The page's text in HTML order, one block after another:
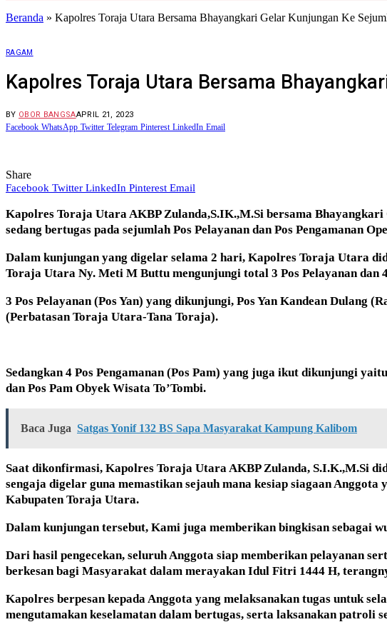
Beranda » Kapolres Toraja Utara Bersama Bhayangkari Gelar Kunjungan Ke
RAGAM
Kapolres Toraja Utara Bersama
BY OBOR BANGSAAPRIL 21, 2023
Facebook WhatsApp Twitter Telegram Pinterest LinkedIn Email
Share
Facebook Twitter LinkedIn Pinterest Email
Kapolres Toraja Utara AKBP Zulanda,S.IK.,M.Si bersama
sedang bertugas pada sejumlah Pos Pelayanan dan Pos Pengamanan
Dalam kunjungan yang digelar selama 2 hari, Kapolres Toraja Utara
Toraja Utara Ny. Meti M Buttu mengunjungi total 3 Pos Pelayanan dan
3 Pos Pelayanan (Pos Yan) yang dikunjungi, Pos Yan Kandean Dulang
(Perbatasan Toraja Utara-Tana Toraja).
Sedangkan 4 Pos Pengamanan (Pos Pam) yang juga ikut dikunjungi
dan Pos Pam Obyek Wisata To’Tombi.
Baca Juga Satgas Yonif 132 BS Sapa Masyarakat Kampung Kalibom
Saat dikonfirmasi, Kapolres Toraja Utara AKBP Zulanda, S.I.K.,M.Si
sengaja digelar guna memastikan sejauh mana kesiap siagaan
Kabupaten Toraja Utara.
Dalam kunjungan tersebut, Kami juga memberikan bingkisan sebagai
Dari hasil pengecekan, seluruh Anggota siap memberikan pelayanan
berkesan bagi Masyarakat dalam merayakan Idul Fitri 1444 H,
Kapolres berpesan kepada Anggota yang melaksanakan tugas untuk
mengutamakan keselamatan dalam bertugas, serta laksanakan patroli